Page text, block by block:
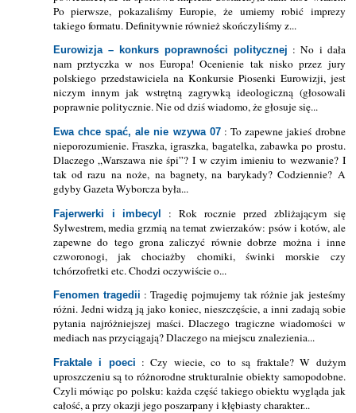
Po pierwsze, pokazaliśmy Europie, że umiemy robić imprezy
takiego formatu. Definitywnie również skończyliśmy z...
Eurowizja – konkurs poprawności politycznej : No i dała
nam prztyczka w nos Europa! Ocenienie tak nisko przez jury
polskiego przedstawiciela na Konkursie Piosenki Eurowizji, jest
niczym innym jak wstrętną zagrywką ideologiczną (głosowali
poprawnie politycznie. Nie od dziś wiadomo, że głosuje się...
Ewa chce spać, ale nie wzywa 07: To zapewne jakieś drobne
nieporozumienie. Fraszka, igraszka, bagatelka, zabawka po prostu.
Dlaczego „Warszawa nie śpi”? I w czyim imieniu to wezwanie? I
tak od razu na noże, na bagnety, na barykady? Codziennie? A
gdyby Gazeta Wyborcza była...
Fajerwerki i imbecyl
: Rok rocznie przed zbliżającym się
Sylwestrem, media grzmią na temat zwierzaków: psów i kotów, ale
zapewne do tego grona zaliczyć równie dobrze można i inne
czworonogi, jak chociażby chomiki, świnki morskie czy
tchórzofretki etc. Chodzi oczywiście o...
Fenomen tragedii : Tragedię pojmujemy tak różnie jak jesteśmy
różni. Jedni widzą ją jako koniec, nieszczęście, a inni zadają sobie
pytania najróżniejszej maści. Dlaczego tragiczne wiadomości w
mediach nas przyciągają? Dlaczego na miejscu znalezienia...
Fraktale i poeci : Czy wiecie, co to są fraktale? W dużym
uproszczeniu są to różnorodne strukturalnie obiekty samopodobne.
Czyli mówiąc po polsku: każda część takiego obiektu wygląda jak
całość, a przy okazji jego poszarpany i kłębiasty charakter...